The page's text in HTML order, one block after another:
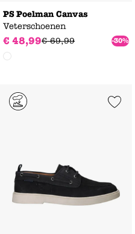
PS Poelman Canvas
Veterschoenen
€ 48,99€ 69,99 -30%
Add to Wishlist